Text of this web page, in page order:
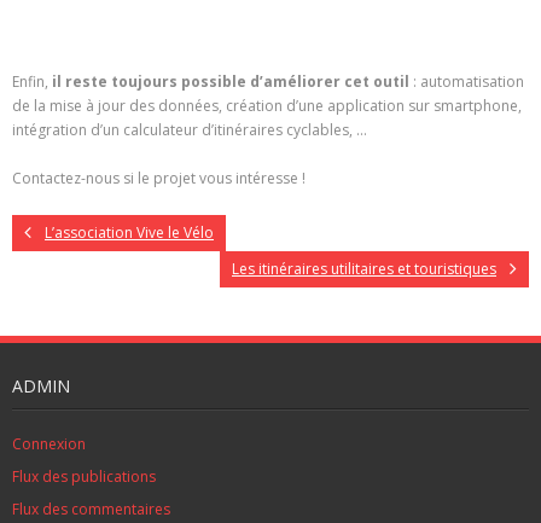
Enfin, il reste toujours possible d’améliorer cet outil : automatisation
de la mise à jour des données, création d’une application sur smartphone,
intégration d’un calculateur d’itinéraires cyclables, …
Contactez-nous si le projet vous intéresse !
L’association Vive le Vélo
Les itinéraires utilitaires et touristiques
ADMIN
Connexion
Flux des publications
Flux des commentaires